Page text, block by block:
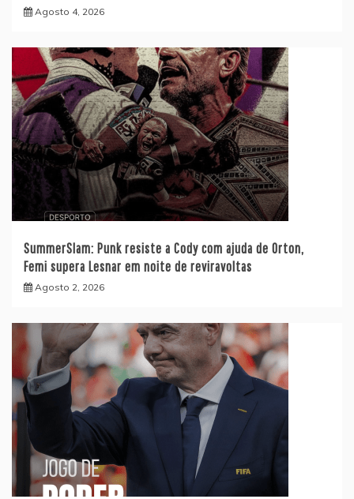
Agosto 4, 2026
SummerSlam: Punk resiste a Cody com ajuda de Orton,
Femi supera Lesnar em noite de reviravoltas
Agosto 2, 2026